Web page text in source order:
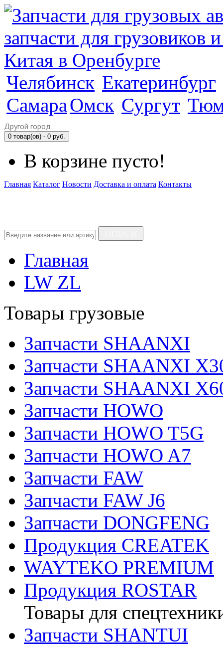
Челябинск Екатеринбург
СамараОмск Сургут
Другой город
0 товар(ов) - 0 руб.
В корзине пусто!
Главная Каталог Новости Доставка и оплата Контакты
Главная
LW ZL
Товары грузовые
Запчасти SHAANXI
Запчасти SHAANXI
Запчасти SHAANXI
Запчасти HOWO
Запчасти HOWO T5G
Запчасти HOWO A7
Запчасти FAW
Запчасти FAW J6
Запчасти DONGFENG
Продукция CREATEK
WAYTEKO PREMIUM
Продукция ROSTAR
Товары для
Запчасти SHANTUI